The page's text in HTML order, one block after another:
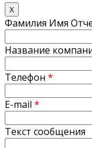
X
Фамилия Имя
Название
Телефон *
E-mail *
Текст сообщения